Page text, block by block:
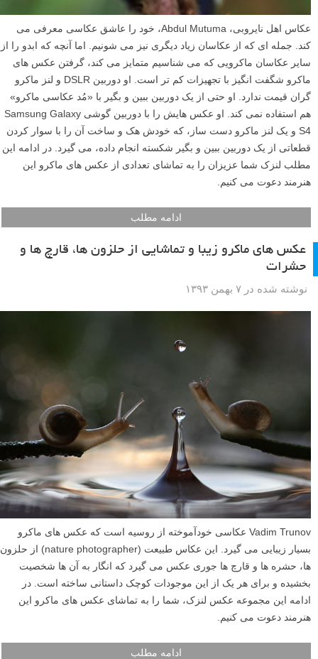
عکاس اهل نایروبی، Abdul Mutuma، خود را عاشق عکاسی معرفی می
کند. جمله ای که از عکاسان زیاد دیگری نیز می شونیم. اما آنچه که ابدو را از
سایر عکاسان ماکرویی که می شناسیم متمایز می کند، گرفتن عکس های
ماکرو شگفت انگیز با تجهیزات کم تر است. او دوربین DSLR و لنز ماکرو
گران قیمت ندارد. او حتی از یک دوربین ببین و بگیر با «مُد عکاسی ماکرو»
هم استفاده نمی کند. او عکس هایش را با دوربین گوشی Samsung Galaxy
S4 و یک لنز ماکرو دست ساز، که خودش هک و ساخت آن را با سوار کردن
قطعاتی از یک دوربین ببین و بگیر شکسته انجام داده، می گیرد. در ادامه این
مطلب لنزک شما عزیزان را به تماشای تعدادی از عکس های ماکرو این
هنرمند دعوت می کنیم.
ادامه مطلب
عکس های ماکرو زیبا و تماشایی از حلزون ها، قارچ ها و
حشرات
نوشته شده در ۷ بهمن ۱۳۹۳
Vadim Trunov عکاسی خودآموخته از روسیه است که عکس های ماکرو
بسیار زیبایی می گیرد. این عکاس طبیعت (nature photographer) از حلزون
ها، حشره ها و قارچ ها جوری عکس می گیرد که انگار به آن ها شخصیت
بخشیده و برای هر یک از این موجودات کوچک داستانی ساخته است. در
ادامه این مجموعه عکس لنزک، شما را به تماشای عکس های ماکرو این
هنرمند دعوت می کنیم.
ادامه مطلب